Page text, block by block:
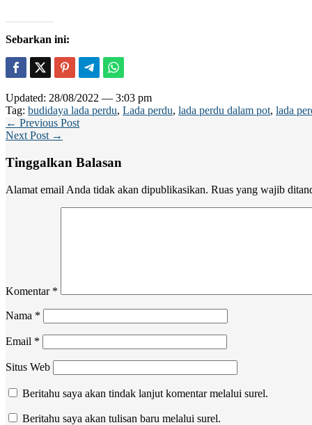
Sebarkan ini:
Updated: 28/08/2022 — 3:03 pm
Tag: budidaya lada perdu, Lada perdu, lada perdu dalam pot, lada
← Previous Post
Next Post →
Tinggalkan Balasan
Alamat email Anda tidak akan dipublikasikan. Ruas yang wajib
Komentar *
Nama *
Email *
Situs Web
Beritahu saya akan tindak lanjut komentar melalui surel.
Beritahu saya akan tulisan baru melalui surel.